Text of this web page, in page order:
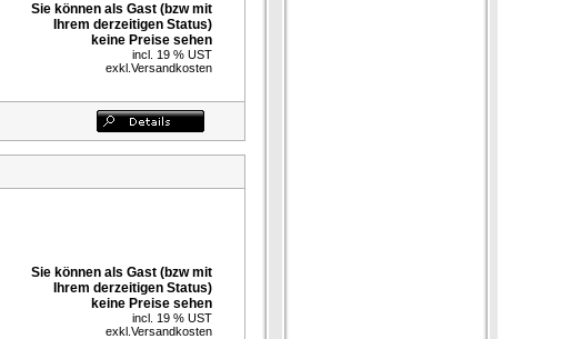
Sie können als Gast (bzw mit
Ihrem derzeitigen Status)
keine Preise sehen
incl. 19 % UST
exkl. Versandkosten
Sie können als Gast (bzw mit
Ihrem derzeitigen Status)
keine Preise sehen
incl. 19 % UST
exkl. Versandkosten